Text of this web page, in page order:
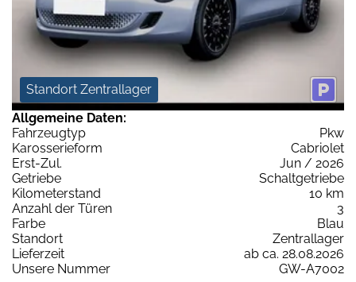
Standort Zentrallager
Allgemeine Daten:
Fahrzeugtyp
Pkw
Karosserieform
Cabriolet
Erst-Zul.
Jun / 2026
Getriebe
Schaltgetriebe
Kilometerstand
10 km
Anzahl der Türen
3
Farbe
Blau
Standort
Zentrallager
Lieferzeit
ab ca. 28.08.2026
Unsere Nummer
GW-A7002